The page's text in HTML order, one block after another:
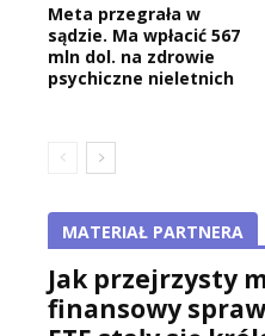
Meta przegrała w
sądzie. Ma wpłacić 567
mln dol. na zdrowie
psychiczne nieletnich
MATERIAŁ PARTNERA
Jak przejrzysty
finansowy